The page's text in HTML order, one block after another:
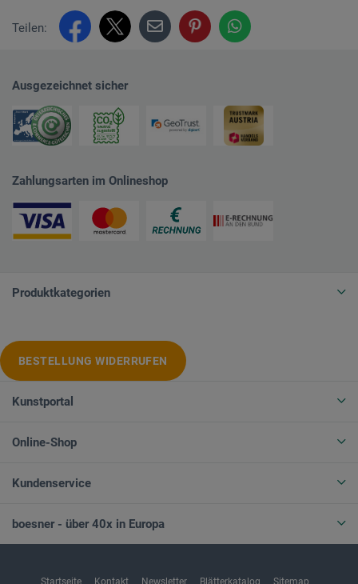
Teilen:
Ausgezeichnet sicher
Zahlungsarten im Onlineshop
Produktkategorien
BESTELLUNG WIDERRUFEN
Kunstportal
Online-Shop
Kundenservice
boesner - über 40x in Europa
Startseite Kontakt Newsletter Blätterkatalog Sitemap